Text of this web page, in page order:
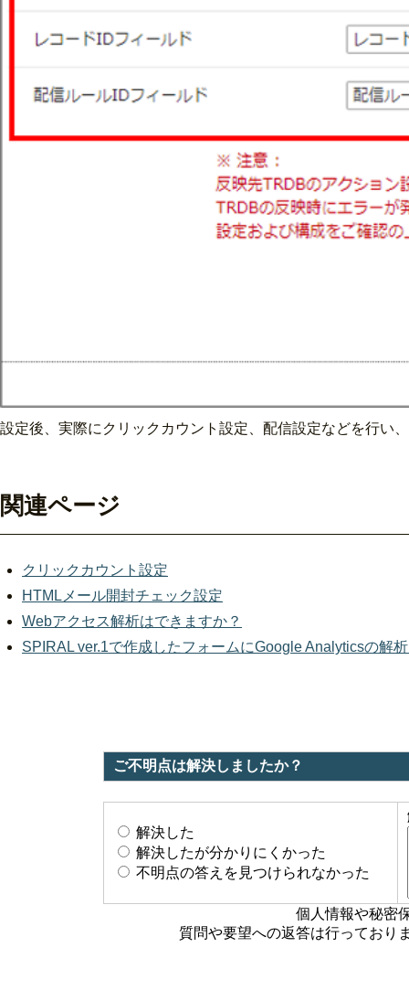
設定後、実際にクリックカウント設定、配信設定などを行い
関連ページ
クリックカウント設定
HTMLメール開封チェック設定
Webアクセス解析はできますか？
SPIRAL ver.1で作成したフォームにGoogle Analyticsの解